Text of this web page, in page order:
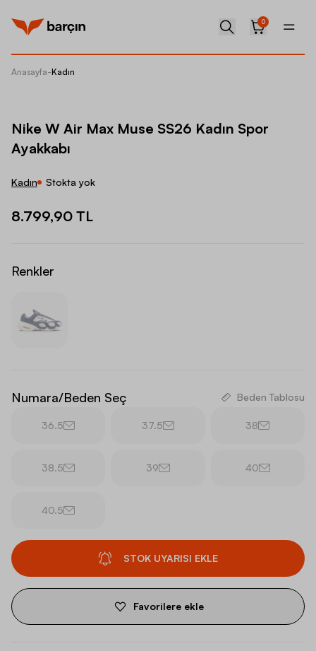
0
Anasayfa-Kadın
Nike W Air Max Muse SS26 Kadın Spor
Ayakkabı
Kadın Stokta yok
8.799,90 TL
Renkler
Numara/Beden Seç Beden Tablosu
36.5 37.5 38
38.5 39 40
40.5
STOK UYARISI EKLE
Favorilere ekle